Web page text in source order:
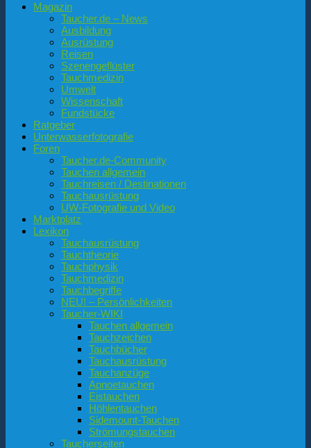
Magazin
Taucher.de – News
Ausbildung
Ausrüstung
Reisen
Szenengeflüster
Tauchmedizin
Umwelt
Wissenschaft
Fundstücke
Ratgeber
Unterwasserfotografie
Foren
Taucher.de-Community
Tauchen allgemein
Tauchreisen / Destinationen
Tauchausrüstung
UW-Fotografie und Video
Marktplatz
Lexikon
Tauchausrüstung
Tauchtheorie
Tauchphysik
Tauchmedizin
Tauchbegriffe
NEU! – Persönlichkeiten
Taucher-WIKI
Tauchen allgemein
Tauchzeichen
Tauchbücher
Tauchausrüstung
Tauchanzüge
Apnoetauchen
Eistauchen
Höhlentauchen
Sidemount-Tauchen
Strömungstauchen
Taucherseiten